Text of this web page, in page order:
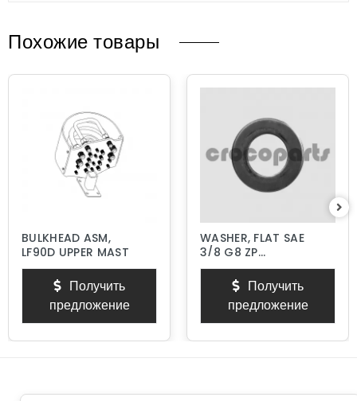
Похожие товары
BULKHEAD ASM,
LF90D UPPER MAST
Получить
предложение
WASHER, FLAT SAE
3/8 G8 ZP
HARDENED
Получить
предложение